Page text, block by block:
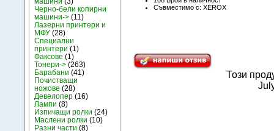
Черно-бели копирни
машини-> (11)
Лазерни принтери и
МФУ (28)
Специални
принтери (1)
Факсове (1)
Тонери-> (263)
Барабани (41)
Почистващи
ножове (28)
Девелопер (16)
Лампи (8)
Изпичащи ролки (24)
Маслени ролки (10)
Разни части (8)
Съвместимо с: XEROX
Този